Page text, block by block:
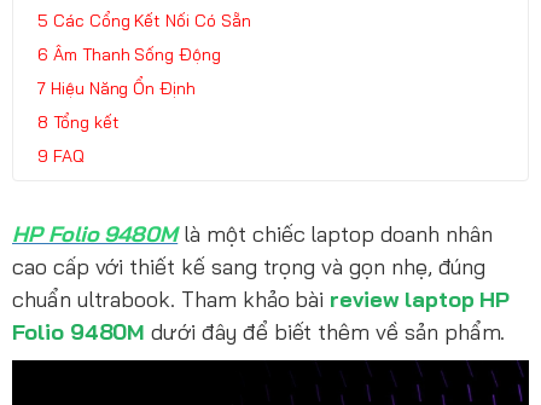
Các Cổng Kết Nối Có Sẵn
Âm Thanh Sống Động
Hiệu Năng Ổn Định
Tổng kết
FAQ
HP Folio 9480Mlà một chiếc laptop doanh nhân
cao cấp với thiết kế sang trọng và gọn nhẹ, đúng
chuẩn ultrabook. Tham khảo bài review laptop HP
Folio 9480M dưới đây để biết thêm về sản phẩm.